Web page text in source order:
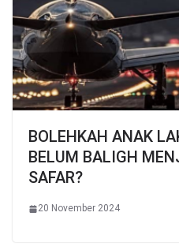
BOLEHKAH ANAK
BELUM BALIGH
SAFAR?
20 November 2024